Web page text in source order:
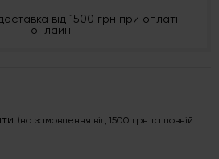
від 1500 грн при оплаті
онлайн
(на замовлення від 1500 грн та повній